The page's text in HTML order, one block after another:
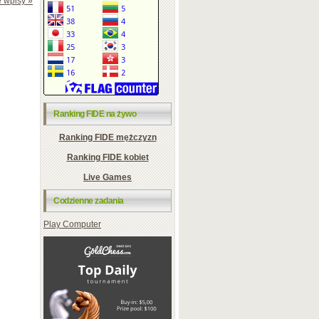
Ranking FIDE na żywo
Ranking FIDE mężczyzn
Ranking FIDE kobiet
Live Games
Codzienne zadania
Play Computer